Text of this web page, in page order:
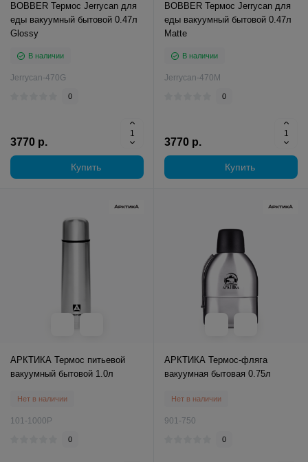
BOBBER Термос Jerrycan для
еды вакуумный бытовой 0.47л
Glossy
В наличии
Jerrycan-470G
0
3770 р.
Купить
BOBBER Термос Jerrycan для
еды вакуумный бытовой 0.47л
Matte
В наличии
Jerrycan-470M
0
3770 р.
Купить
АРКТИКА Термос питьевой
вакуумный бытовой 1.0л
Нет в наличии
101-1000P
0
АРКТИКА Термос-фляга
вакуумная бытовая 0.75л
Нет в наличии
901-750
0